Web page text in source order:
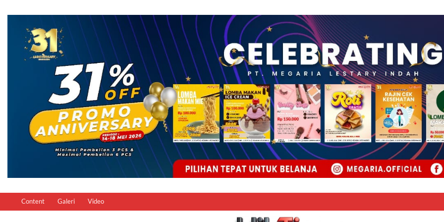
Content Galeri Video